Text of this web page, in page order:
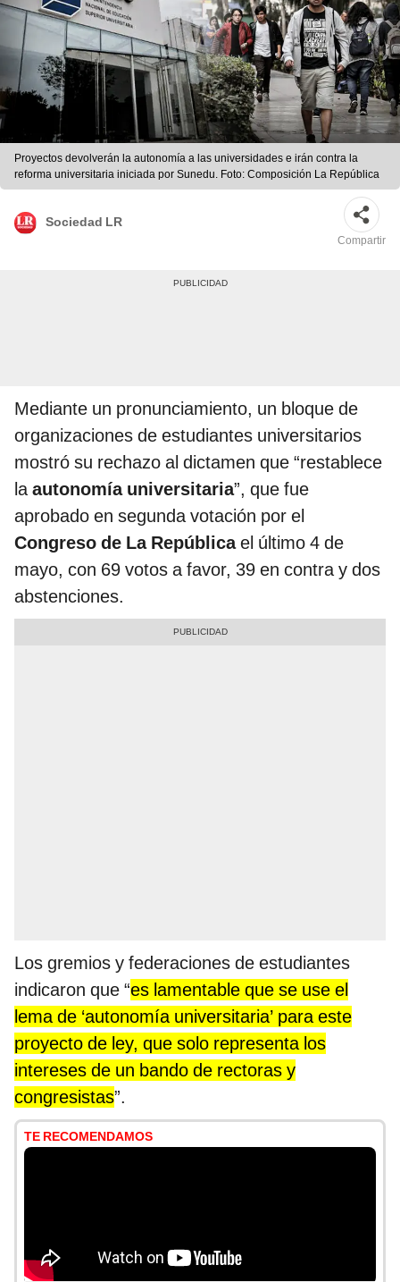
Proyectos devolverán la autonomía a las universidades e irán contra la
reforma universitaria iniciada por Sunedu. Foto: Composición La República
Sociedad LR
Compartir
Mediante un pronunciamiento, un bloque de
organizaciones de estudiantes universitarios
mostró su rechazo al dictamen que “restablece
laautonomía universitaria”, que fue
aprobado en segunda votación por el
Congreso de La Repúblicael último 4 de
mayo, con 69 votos a favor, 39 en contra y dos
abstenciones.
Los gremios y federaciones de estudiantes
indicaron que “es lamentable que se use el
lema de ‘autonomía universitaria’ para este
proyecto de ley, que solo representa los
intereses de un bando de rectoras y
congresistas”.
TE RECOMENDAMOS